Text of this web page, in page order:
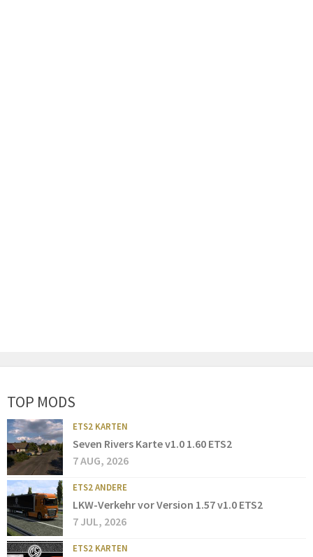
TOP MODS
ETS2 KARTEN
Seven Rivers Karte v1.0 1.60 ETS2
7 AUG, 2026
ETS2 ANDERE
LKW-Verkehr vor Version 1.57 v1.0 ETS2
7 JUL, 2026
ETS2 KARTEN